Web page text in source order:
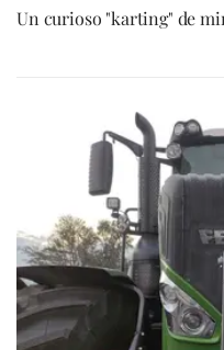
Un curioso "karting" de